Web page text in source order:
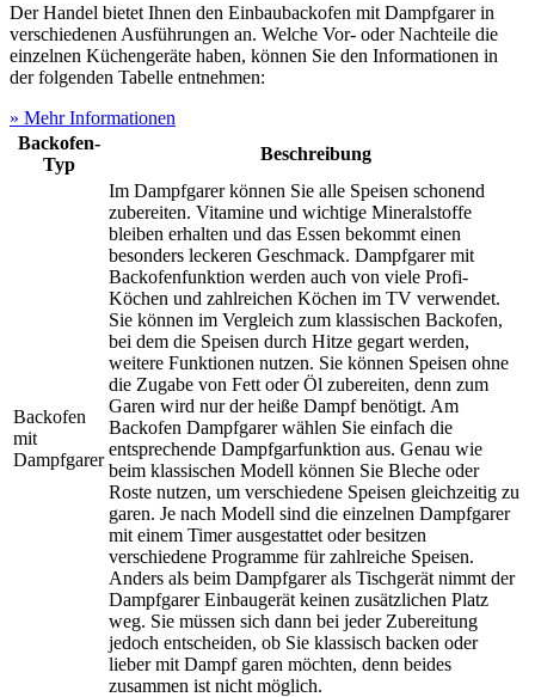
Der Handel bietet Ihnen den Einbaubackofen mit Dampfgarer in
verschiedenen Ausführungen an. Welche Vor- oder Nachteile die
einzelnen Küchengeräte haben, können Sie den Informationen in
der folgenden Tabelle entnehmen:
» Mehr Informationen
Backofen-
Typ
Beschreibung
Backofen
mit
Dampfgarer
Im Dampfgarer können Sie alle Speisen schonend
zubereiten. Vitamine und wichtige Mineralstoffe
bleiben erhalten und das Essen bekommt einen
besonders leckeren Geschmack. Dampfgarer mit
Backofenfunktion werden auch von viele Profi-
Köchen und zahlreichen Köchen im TV verwendet.
Sie können im Vergleich zum klassischen Backofen,
bei dem die Speisen durch Hitze gegart werden,
weitere Funktionen nutzen. Sie können Speisen ohne
die Zugabe von Fett oder Öl zubereiten, denn zum
Garen wird nur der heiße Dampf benötigt. Am
Backofen Dampfgarer wählen Sie einfach die
entsprechende Dampfgarfunktion aus. Genau wie
beim klassischen Modell können Sie Bleche oder
Roste nutzen, um verschiedene Speisen gleichzeitig zu
garen. Je nach Modell sind die einzelnen Dampfgarer
mit einem Timer ausgestattet oder besitzen
verschiedene Programme für zahlreiche Speisen.
Anders als beim Dampfgarer als Tischgerät nimmt der
Dampfgarer Einbaugerät keinen zusätzlichen Platz
weg. Sie müssen sich dann bei jeder Zubereitung
jedoch entscheiden, ob Sie klassisch backen oder
lieber mit Dampf garen möchten, denn beides
zusammen ist nicht möglich.